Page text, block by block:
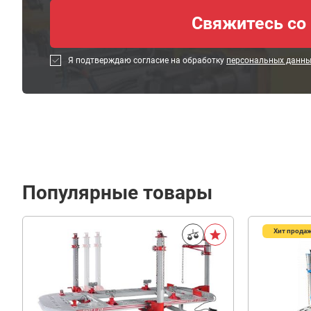
Я подтверждаю согласие на обработку персональных
800
В корзину
Популярные товары
Хит